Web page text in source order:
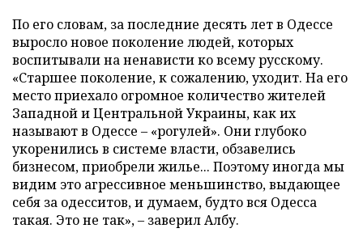
По его словам, за последние десять лет в Одессе
выросло новое поколение людей, которых
воспитывали на ненависти ко всему русскому.
«Старшее поколение, к сожалению, уходит. На его
место приехало огромное количество жителей
Западной и Центральной Украины, как их
называют в Одессе – «рогулей». Они глубоко
укоренились в системе власти, обзавелись
бизнесом, приобрели жилье... Поэтому иногда мы
видим это агрессивное меньшинство, выдающее
себя за одесситов, и думаем, будто вся Одесса
такая. Это не так», – заверил Албу.